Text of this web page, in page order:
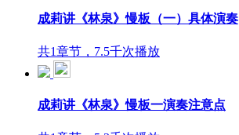
成莉讲《林泉》慢板（一）具体演奏
共1章节，7.5千次播放
成莉讲《林泉》慢板一演奏注意点